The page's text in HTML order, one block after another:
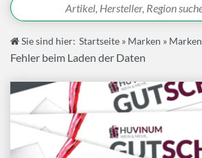
Angebote
Wein-Pakete
Spirituosen-Pakete
Weine
Spirituosen
Sie sind hier: Startseite » Marken » Marken
Fehler beim Laden der Daten